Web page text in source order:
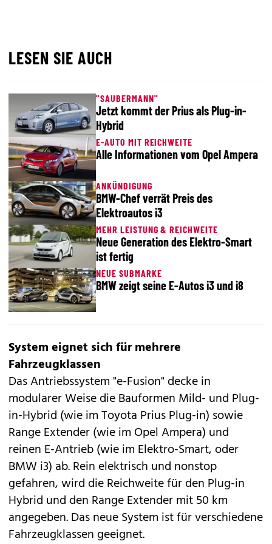
LESEN SIE AUCH
"SAUBERMANN"
Jetzt kommt der Prius als Plug-in-
Hybrid
E-AUTO MIT REICHWEITE
Alle Informationen vom Opel Ampera
ANKÜNDIGUNG
BMW-Chef verrät Preis des
Elektroautos i3
MEHR LEISTUNG & REICHWEITE
Neue Generation des Elektro-Smart
ist fertig
NEUE SUBMARKE
BMW zeigt seine E-Autos i3 und i8
System eignet sich für mehrere
Fahrzeugklassen
Das Antriebssystem "e-Fusion" decke in
modularer Weise die Bauformen Mild- und Plug-
in-Hybrid (wie im Toyota Prius Plug-in) sowie
Range Extender (wie im OpelAmpera) und
reinen E-Antrieb (wie im Elektro-Smart, oder
BMW i3) ab. Rein elektrisch und nonstop
gefahren, wird die Reichweite für den Plug-in
Hybrid und den Range Extender mit 50 km
angegeben. Das neue System ist für verschiedene
Fahrzeugklassen geeignet.